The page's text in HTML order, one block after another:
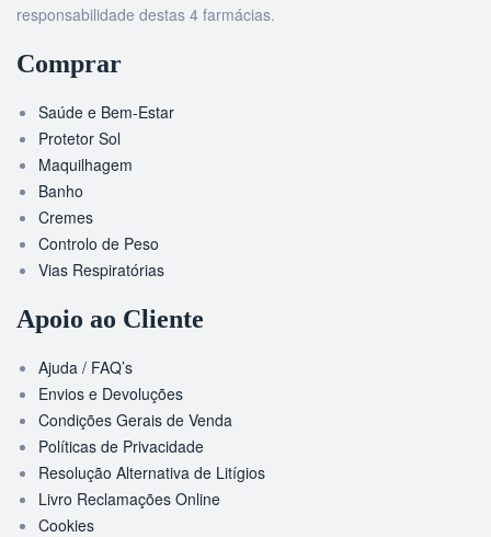
responsabilidade destas 4 farmácias.
Comprar
Saúde e Bem-Estar
Protetor Sol
Maquilhagem
Banho
Cremes
Controlo de Peso
Vias Respiratórias
Apoio ao Cliente
Ajuda / FAQ’s
Envios e Devoluções
Condições Gerais de Venda
Políticas de Privacidade
Resolução Alternativa de Litígios
Livro Reclamações Online
Cookies